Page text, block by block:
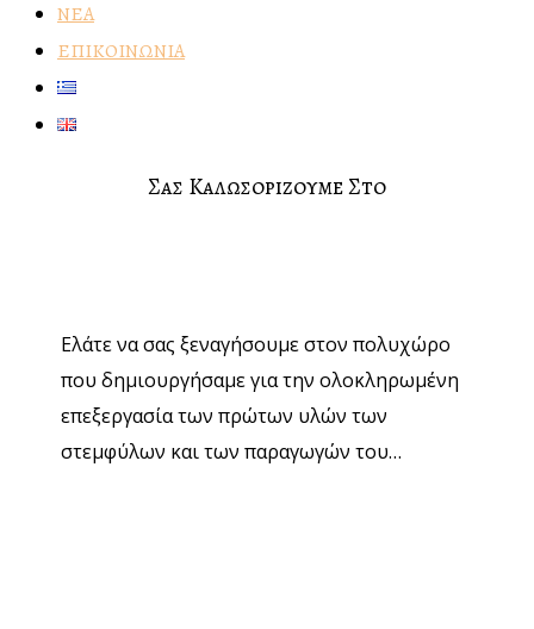
ΝΕΑ
ΕΠΙΚΟΙΝΩΝΙΑ
Σας Καλωσοριζουμε Στο
Ελάτε να σας ξεναγήσουμε στον πολυχώρο
που δημιουργήσαμε για την ολοκληρωμένη
επεξεργασία των πρώτων υλών των
στεμφύλων και των παραγωγών του…